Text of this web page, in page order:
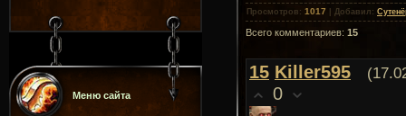
Меню сайта
Просмотров : 1017 Добавил :
Всего комментариев: 15
15 Killer595
0